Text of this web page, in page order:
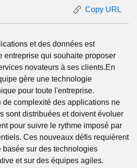
Copy URL
et des données est
entreprise qui souhaite proposer
novateurs à ses clients.En
gère une technologie
pour toute l'entreprise.
complexité des applications ne
sont distribuées et doivent évoluer
pour suivre le rythme imposé par
Ces nouveaux défis requièrent
basée sur des technologies
et sur des équipes agiles.